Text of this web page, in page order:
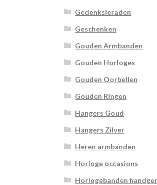
Gedenksieraden
Geschenken
Gouden Armbanden
Gouden Horloges
Gouden Oorbellen
Gouden Ringen
Hangers Goud
Hangers Zilver
Heren armbanden
Horloge occasions
Horlogebanden